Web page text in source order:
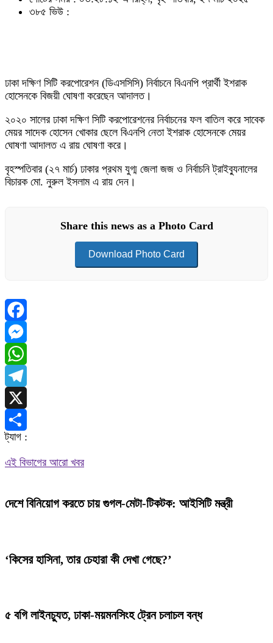
৩৮৫ ভিউ :
ঢাকা দক্ষিণ সিটি করপোরেশন (ডিএসসিসি) নির্বাচনে বিএনপি প্রার্থী ইশরাক
হোসেনকে বিজয়ী ঘোষণা করেছেন আদালত।
২০২০ সালের ঢাকা দক্ষিণ সিটি করপোরেশনের নির্বাচনের ফল বাতিল করে সাবেক
মেয়র সাদেক হোসেন খোকার ছেলে বিএনপি নেতা ইশরাক হোসেনকে মেয়র
ঘোষণা আদালত এ রায় ঘোষণা করে।
বৃহস্পতিবার (২৭ মার্চ) ঢাকার প্রথম যুগ্ম জেলা জজ ও নির্বাচনি ট্রাইব্যুনালের
বিচারক মো. নুরুল ইসলাম এ রায় দেন।
Share this news as a Photo Card
Download Photo Card
Facebook
Messenger
WhatsApp
Telegram
X
Share
ট্যাগ :
এই বিভাগের আরো খবর
দেশে বিনিয়োগ করতে চায় গুগল-মেটা-টিকটক: আইসিটি মন্ত্রী
‘কিসের হাসিনা, তার চেহারা কী দেখা গেছে?’
৫ বগি লাইনচ্যুত, ঢাকা-ময়মনসিংহ ট্রেন চলাচল বন্ধ